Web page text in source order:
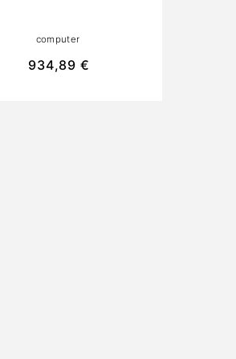
REVESTIDO, IDEAL
SERIOS Y PC DE
computer
934,89 €